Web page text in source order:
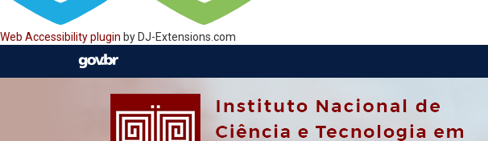
Web Accessibility plugin by DJ-Extensions.com